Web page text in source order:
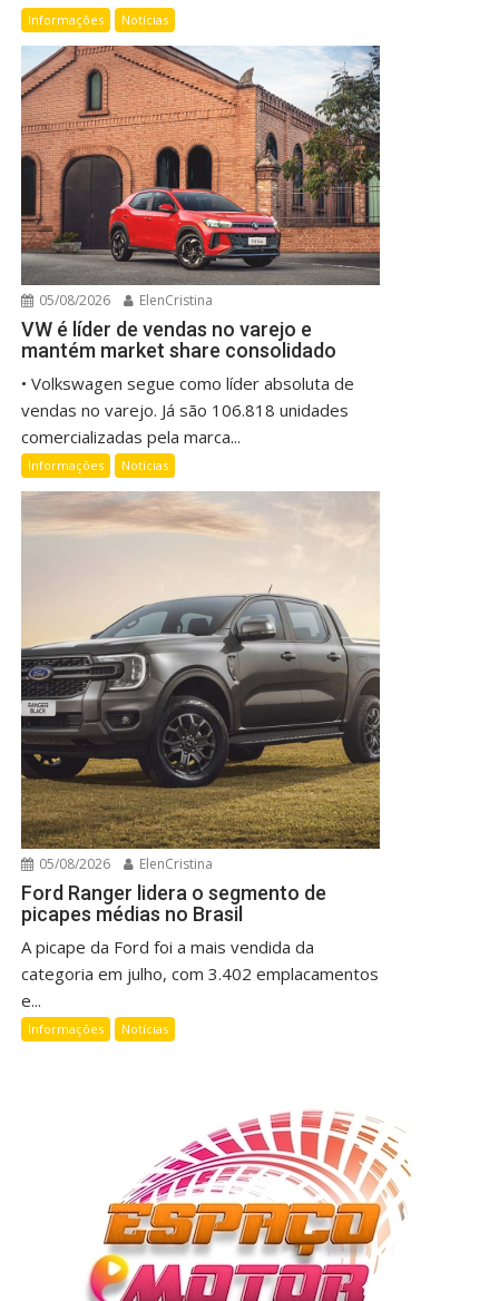
Informações Notícias
05/08/2026 ElenCristina
VW é líder de vendas no varejo e
mantém market share consolidado
• Volkswagen segue como líder absoluta de
vendas no varejo. Já são 106.818 unidades
comercializadas pela marca...
Informações Notícias
05/08/2026 ElenCristina
Ford Ranger lidera o segmento de
picapes médias no Brasil
A picape da Ford foi a mais vendida da
categoria em julho, com 3.402 emplacamentos
e...
Informações Notícias